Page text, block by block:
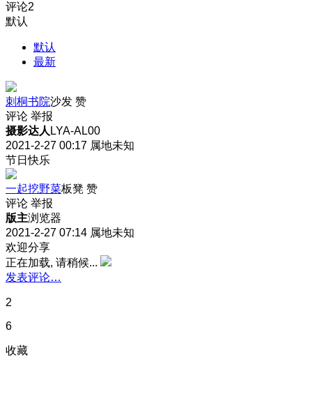
评论2
默认
默认
最新
刺桐书院沙发 赞
评论 举报
摄影达人 LYA-AL00
2021-2-27 00:17 属地未知
节日快乐
一起挖野菜板凳 赞
评论 举报
版主浏览器
2021-2-27 07:14 属地未知
欢迎分享
正在加载, 请稍候...
发表评论…
2
6
收藏